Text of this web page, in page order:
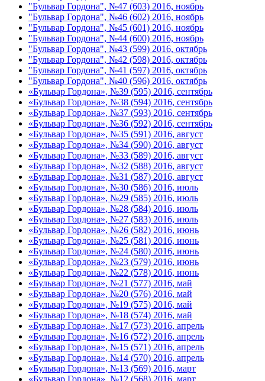
"Бульвар Гордона", №47 (603) 2016, ноябрь
"Бульвар Гордона", №46 (602) 2016, ноябрь
"Бульвар Гордона", №45 (601) 2016, ноябрь
"Бульвар Гордона", №44 (600) 2016, ноябрь
"Бульвар Гордона", №43 (599) 2016, октябрь
"Бульвар Гордона", №42 (598) 2016, октябрь
"Бульвар Гордона", №41 (597) 2016, октябрь
"Бульвар Гордона", №40 (596) 2016, октябрь
«Бульвар Гордона», №39 (595) 2016, сентябрь
«Бульвар Гордона», №38 (594) 2016, сентябрь
«Бульвар Гордона», №37 (593) 2016, сентябрь
«Бульвар Гордона», №36 (592) 2016, сентябрь
«Бульвар Гордона», №35 (591) 2016, август
«Бульвар Гордона», №34 (590) 2016, август
«Бульвар Гордона», №33 (589) 2016, август
«Бульвар Гордона», №32 (588) 2016, август
«Бульвар Гордона», №31 (587) 2016, август
«Бульвар Гордона», №30 (586) 2016, июль
«Бульвар Гордона», №29 (585) 2016, июль
«Бульвар Гордона», №28 (584) 2016, июль
«Бульвар Гордона», №27 (583) 2016, июль
«Бульвар Гордона», №26 (582) 2016, июнь
«Бульвар Гордона», №25 (581) 2016, июнь
«Бульвар Гордона», №24 (580) 2016, июнь
«Бульвар Гордона», №23 (579) 2016, июнь
«Бульвар Гордона», №22 (578) 2016, июнь
«Бульвар Гордона», №21 (577) 2016, май
«Бульвар Гордона», №20 (576) 2016, май
«Бульвар Гордона», №19 (575) 2016, май
«Бульвар Гордона», №18 (574) 2016, май
«Бульвар Гордона», №17 (573) 2016, апрель
«Бульвар Гордона», №16 (572) 2016, апрель
«Бульвар Гордона», №15 (571) 2016, апрель
«Бульвар Гордона», №14 (570) 2016, апрель
«Бульвар Гордона», №13 (569) 2016, март
«Бульвар Гордона», №12 (568) 2016, март